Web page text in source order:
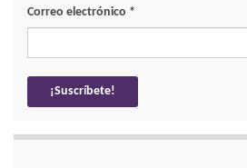
Correo electrónico *